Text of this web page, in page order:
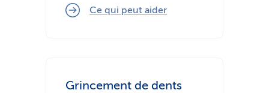
Ce qui peut aider
Grincement de dents